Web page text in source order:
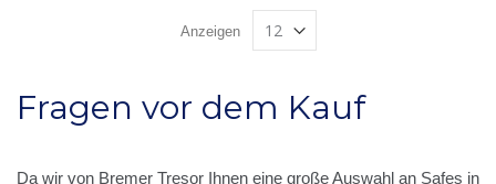
Anzeigen
Fragen vor dem Kauf
Da wir von Bremer Tresor Ihnen eine große Auswahl an Safes in